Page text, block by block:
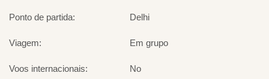
Ponto de partida: Delhi
Viagem: Em grupo
Voos internacionais: No